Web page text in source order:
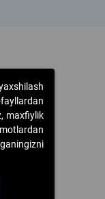
maxfiylik